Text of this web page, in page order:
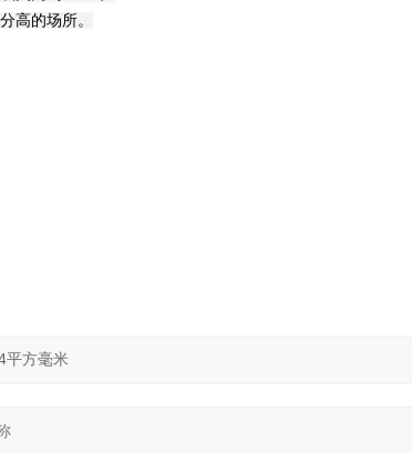
高的场所。